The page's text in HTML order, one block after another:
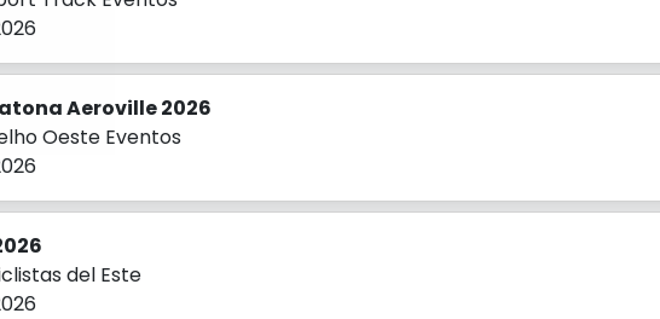
Aeroville 2026
Oeste Eventos
del Este